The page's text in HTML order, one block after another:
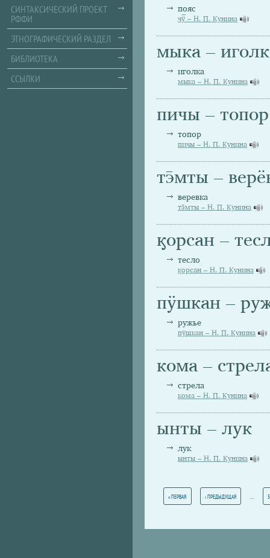
пояс
чӱ̅ – Н. П. Кунина
мыка –
иголка
мыка – Н. П. Кунина
пичы – топор
топор
пичы – Н. П. Кунина
тэ̄мты –
веревка
тэ̄мты – Н. П. Кунина
ӄорсан –
тесло
ӄорсан – Н. П. Кунина
пӱшкан –
ружье
пӱшкан – Н. П. Кунина
кома –
стрела
кома – Н. П. Кунина
ынты – лук
лук
ынты – Н. П. Кунина
Страницы
« ПЕРВАЯ ‹ ПРЕДЫДУЩАЯ …
СИНТАКСИЧЕСКИЙ ПРОЕКТ
РФФИ
ЭТНОГРАФИЧЕСКИЙ РАЗДЕЛ
БИБЛИОТЕКА
ССЫЛКИ